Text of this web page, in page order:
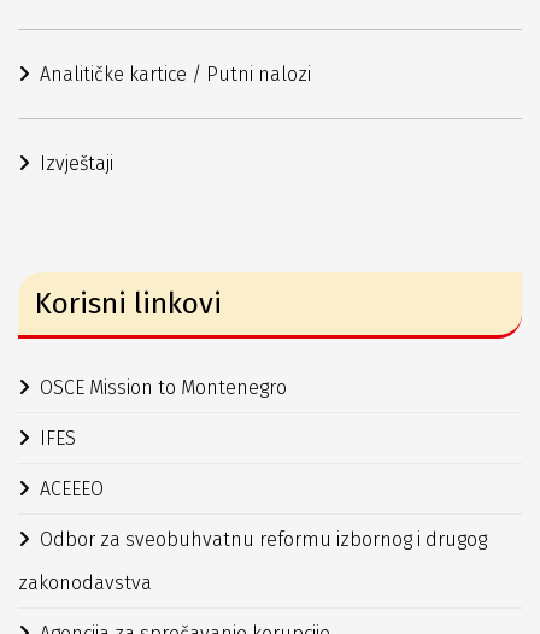
Analitičke kartice / Putni nalozi
Izvještaji
Korisni linkovi
OSCE Mission to Montenegro
IFES
ACEEEO
Odbor za sveobuhvatnu reformu izbornog i drugog
zakonodavstva